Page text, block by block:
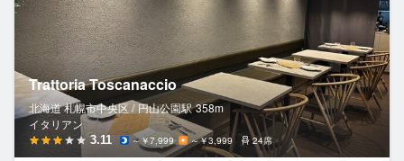
Trattoria Toscanaccio
北海道 札幌市中央区 / 円山公園駅 358m
イタリアン
3.11 ～￥7,999 ～￥3,999 24席